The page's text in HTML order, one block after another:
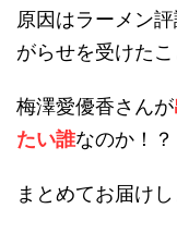
原因はラーメン
がらせを受けた
梅澤愛優香さんが
たい誰なのか！？
まとめてお届けし